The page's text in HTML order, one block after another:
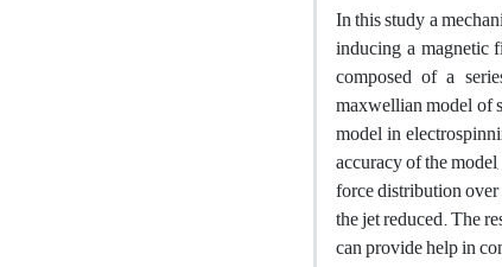
In this study a
inducing a magnetic
composed of a
maxwellian model of
model in
accuracy of the
force distribution
the jet reduced. The
can provide help in